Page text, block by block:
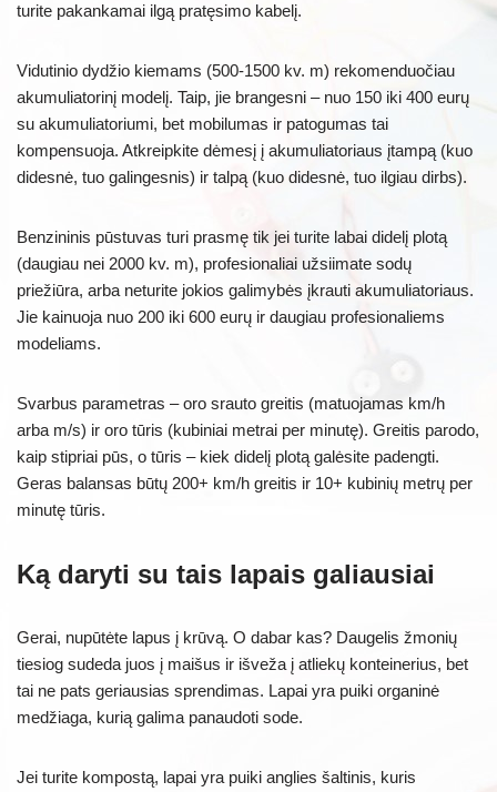
turite pakankamai ilgą pratęsimo kabelį.
Vidutinio dydžio kiemams (500-1500 kv. m) rekomenduočiau
akumuliatorinį modelį. Taip, jie brangesni – nuo 150 iki 400 eurų
su akumuliatoriumi, bet mobilumas ir patogumas tai
kompensuoja. Atkreipkite dėmesį į akumuliatoriaus įtampą (kuo
didesnė, tuo galingesnis) ir talpą (kuo didesnė, tuo ilgiau dirbs).
Benzininis pūstuvas turi prasmę tik jei turite labai didelį plotą
(daugiau nei 2000 kv. m), profesionaliai užsiimate sodų
priežiūra, arba neturite jokios galimybės įkrauti akumuliatoriaus.
Jie kainuoja nuo 200 iki 600 eurų ir daugiau profesionaliems
modeliams.
Svarbus parametras – oro srauto greitis (matuojamas km/h
arba m/s) ir oro tūris (kubiniai metrai per minutę). Greitis parodo,
kaip stipriai pūs, o tūris – kiek didelį plotą galėsite padengti.
Geras balansas būtų 200+ km/h greitis ir 10+ kubinių metrų per
minutę tūris.
Ką daryti su tais lapais galiausiai
Gerai, nupūtėte lapus į krūvą. O dabar kas? Daugelis žmonių
tiesiog sudeda juos į maišus ir išveža į atliekų konteinerius, bet
tai ne pats geriausias sprendimas. Lapai yra puiki organinė
medžiaga, kurią galima panaudoti sode.
Jei turite kompostą, lapai yra puiki anglies šaltinis, kuris